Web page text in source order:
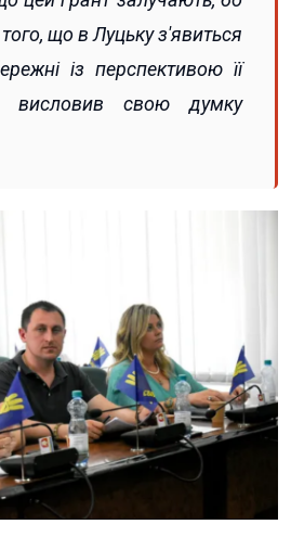
що в Луцьку з'явиться
із перспективою її
висловив свою думку